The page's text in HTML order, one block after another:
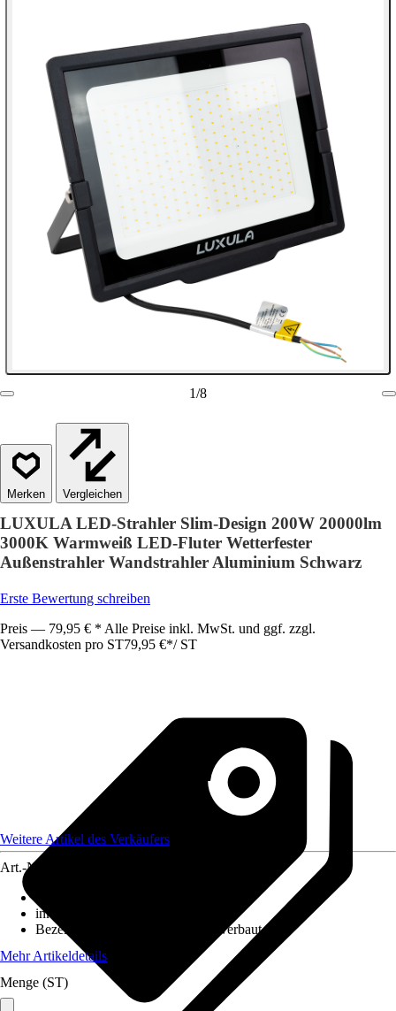
1/8
Vergleichen
LUXULA LED-Strahler Slim-Design 200W 20000lm
3000K Warmweiß LED-Fluter Wetterfester
Außenstrahler Wandstrahler Aluminium Schwarz
Erste Bewertung schreiben
Preis — 79,95 € * Alle Preise inkl. MwSt. und ggf. zzgl.
Versandkosten pro ST79,95 €*/ ST
Weitere Artikel des Verkäufers
Art.-Nr.
inklusive Leuchtmittel
Bezeichnung Fassung
LED fest verbaut
Mehr Artikeldetails
Menge (ST)